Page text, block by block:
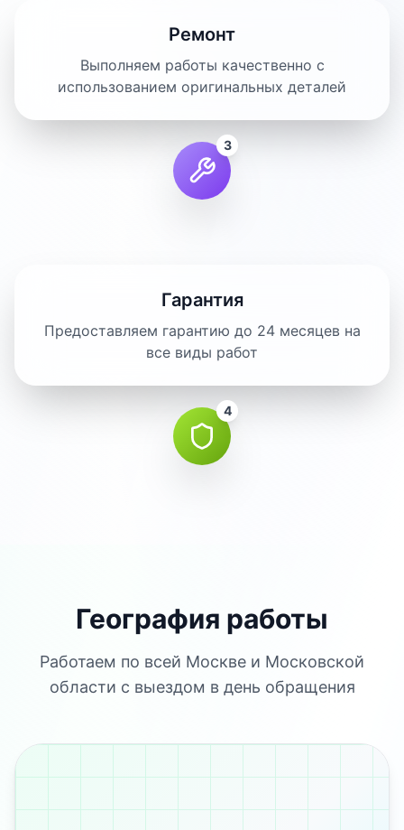
Ремонт
Выполняем работы качественно с
использованием оригинальных деталей
3
Гарантия
Предоставляем гарантию до 24 месяцев на
все виды работ
4
География работы
Работаем по всей Москве и Московской
области с выездом в день обращения